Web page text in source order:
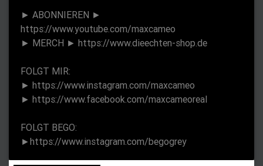
► ABONNIEREN ►
https://www.youtube.com/maxcameo
► MERCH ► https://www.dieechten-shop.de
FOLGT MIR:
► https://www.instagram.com/maxcameo
► https://www.facebook.com/maxcameoreal
FOLGT BEGO:
►https://www.instagram.com/begogrey